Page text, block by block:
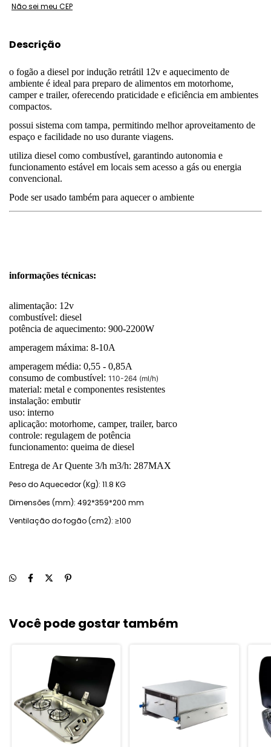
Não sei meu CEP
Descrição
o fogão a diesel por indução retrátil 12v e aquecimento de
ambiente é ideal para preparo de alimentos em motorhome,
camper e trailer, oferecendo praticidade e eficiência em ambientes
compactos.
possui sistema com tampa, permitindo melhor aproveitamento de
espaço e facilidade no uso durante viagens.
utiliza diesel como combustível, garantindo autonomia e
funcionamento estável em locais sem acesso a gás ou energia
convencional.
Pode ser usado também para aquecer o ambiente
informações técnicas:
alimentação: 12v
combustível: diesel
potência de aquecimento: 900-2200W
amperagem máxima: 8-10A
amperagem média: 0,55 - 0,85A
consumo de combustível: 110-264 (ml/h)
material: metal e componentes resistentes
instalação: embutir
uso: interno
aplicação: motorhome, camper, trailer, barco
controle: regulagem de potência
funcionamento: queima de diesel
Entrega de Ar Quente 3/h m3/h: 287MAX
Peso do Aquecedor (Kg): 11.8 KG
Dimensões (mm): 492*359*200 mm
Ventilação do fogão (cm2): ≥100
Você pode gostar também